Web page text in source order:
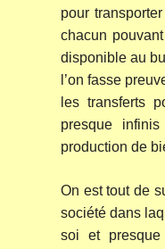
pour
chacun
disponible au
l’on fasse
les transferts
presque
production de
On est tout de
société dans
soi et